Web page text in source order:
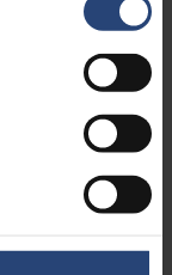
重型採礦
更永續的方式來包
決方案，並利用全
38%、提升裝卸